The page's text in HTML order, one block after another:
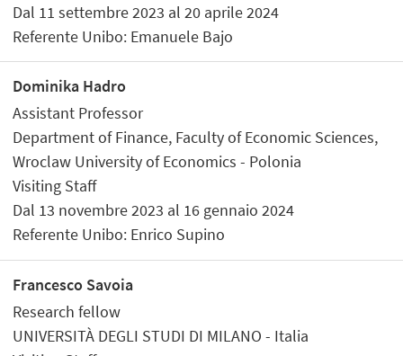
Dal 11 settembre 2023 al 20 aprile 2024
Referente Unibo: Emanuele Bajo
Dominika Hadro
Assistant Professor
Department of Finance, Faculty of Economic Sciences,
Wroclaw University of Economics - Polonia
Visiting Staff
Dal 13 novembre 2023 al 16 gennaio 2024
Referente Unibo: Enrico Supino
Francesco Savoia
Research fellow
UNIVERSITÀ DEGLI STUDI DI MILANO - Italia